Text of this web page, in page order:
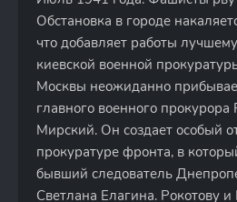
Обстановка в городе
что добавляет работы
киевской военной
Москвы неожиданно
главного военного
Мирский. Он создает особый
прокуратуре фронта, в
бывший следователь
Светлана Елагина. Рокотову